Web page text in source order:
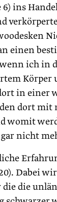
6) ins
einen
ich in
in einer
dort
womit
nicht
Dabei
die